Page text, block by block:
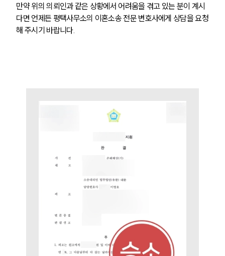
부소개
업무사례
이혼 주요 업무사례
사례분석/최신동향
이혼 법률정보
이혼소송·상담후기
업무
전체
만약 위의 의뢰인과 같은 상황에서 어려움을 겪고 있는 분이 계시
다면 언제든 평택사무소의 이혼소송 전문 변호사에게 상담을 요청
해 주시기 바랍니다.